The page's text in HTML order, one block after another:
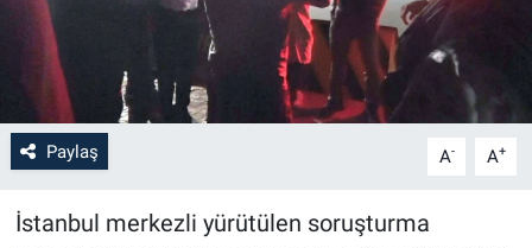
Paylaş A- A+
İstanbul merkezli yürütülen soruşturma